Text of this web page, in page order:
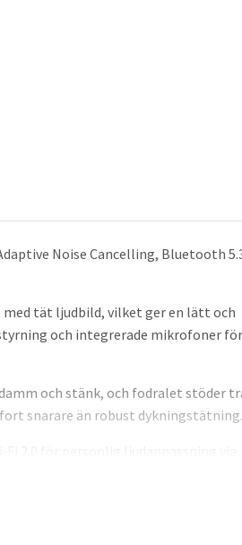
Noise Cancelling, Bluetooth
tät ljudbild, vilket ger en lätt och
och integrerade mikrofoner
och stänk, och fodralet stöder
snarare än robust dykningstätning.
använder Bluetooth 5.3 för stabil